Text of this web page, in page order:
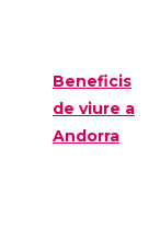
Beneficis
de viure a
Andorra